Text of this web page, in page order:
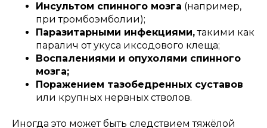
Инсультом спинного мозга (например,
при тромбоэмболии);
Паразитарными инфекциями,такими как
паралич от укуса иксодового клеща;
Воспалениями и опухолями спинного
мозга;
Поражением тазобедренных суставов
или крупных нервных стволов.
Иногда это может быть следствием тяжёлой